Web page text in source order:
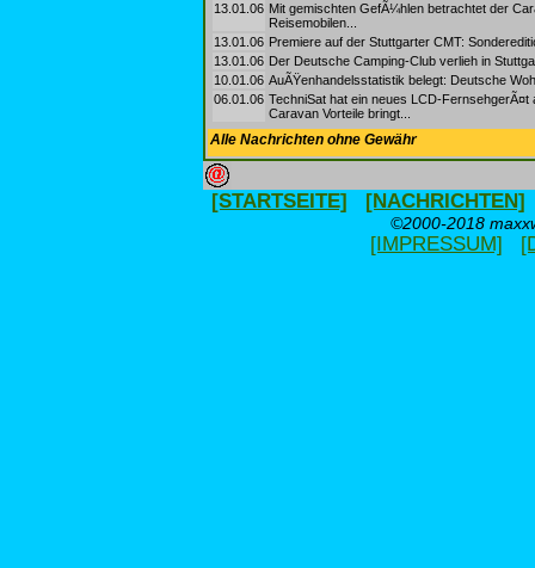
13.01.06 Mit gemischten GefÃ¼hlen betrachtet der
Reisemobilen...
13.01.06 Premiere auf der Stuttgarter CMT:
13.01.06 Der Deutsche Camping-Club verlieh in
10.01.06 AuÃŸenhandelsstatistik belegt: Deutsche
06.01.06 TechniSat hat ein neues LCD-
Caravan Vorteile bringt...
Alle Nachrichten ohne Gewähr
[STARTSEITE] [NACHRICHTEN]
©2000-2018
[IMPRESSUM]